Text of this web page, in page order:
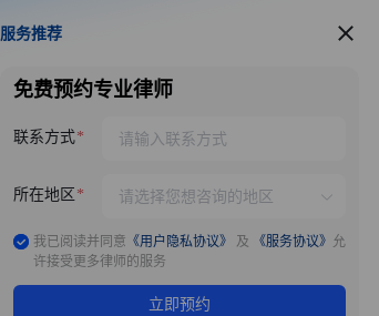
服务推荐
服务推荐
免费预约专业律师
联系方式
所在地区
我已阅读并同意 《用户隐私协议》 及 《服务协议》 允
许接受更多律师的服务
立即预约